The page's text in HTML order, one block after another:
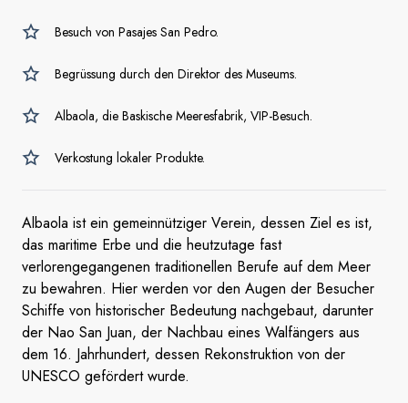
Besuch von Pasajes San Pedro.
Begrüssung durch den Direktor des Museums.
Albaola, die Baskische Meeresfabrik, VIP-Besuch.
Verkostung lokaler Produkte.
Albaola ist ein gemeinnütziger Verein, dessen Ziel es ist,
das maritime Erbe und die heutzutage fast
verlorengegangenen traditionellen Berufe auf dem Meer
zu bewahren. Hier werden vor den Augen der Besucher
Schiffe von historischer Bedeutung nachgebaut, darunter
der Nao San Juan, der Nachbau eines Walfängers aus
dem 16. Jahrhundert, dessen Rekonstruktion von der
UNESCO gefördert wurde.